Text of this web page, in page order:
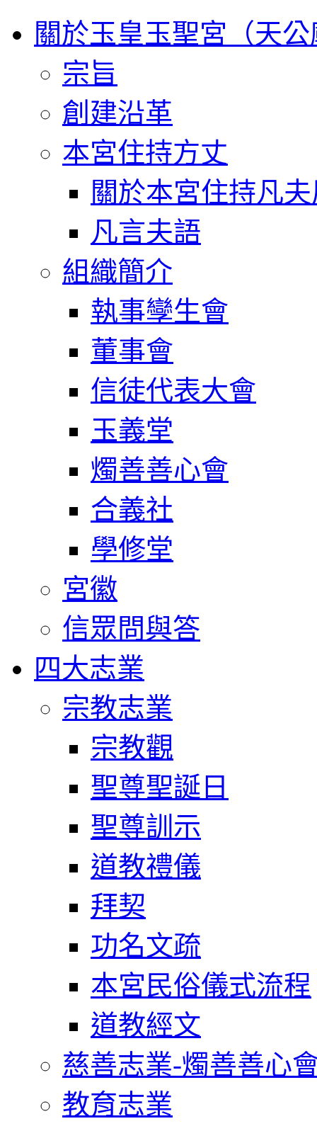
關於玉皇玉聖宮（天
宗旨
創建沿革
本宮住持方丈
關於本宮住持凡
凡言夫語
組織簡介
執事孿生會
董事會
信徒代表大會
玉義堂
燭善善心會
合義社
學修堂
宮徽
信眾問與答
四大志業
宗教志業
宗教觀
聖尊聖誕日
聖尊訓示
道教禮儀
拜契
功名文疏
本宮民俗儀式流程
道教經文
慈善志業-燭善善心
教育志業